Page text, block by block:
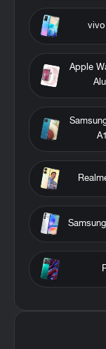
vivo
Apple